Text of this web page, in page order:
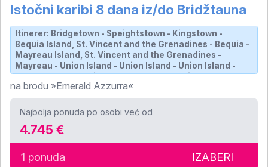
Istočni karibi 8 dana iz/do Bridžtauna
Itinerer: Bridgetown - Speightstown - Kingstown -
Bequia Island, St. Vincent and the Grenadines - Bequia -
Mayreau Island, St. Vincent and the Grenadines -
Mayreau - Union Island - Union Island - Union Island -
Tobago Cays, St. Vincent and the Grenadines -
Bridgetown
na brodu »Emerald Azzurra«
Najbolja ponuda po osobi već od
4.745 €
1 ponuda IZABERI